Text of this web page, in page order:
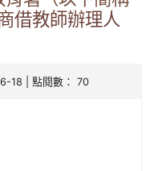
借教師辦理人
18 | 點閱數： 70